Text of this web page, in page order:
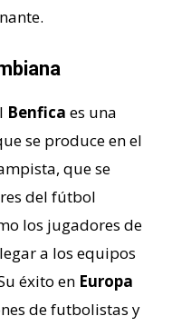
Benfica es una
se produce en el
que se
del fútbol
los jugadores de
a los equipos
éxito en Europa
de futbolistas y